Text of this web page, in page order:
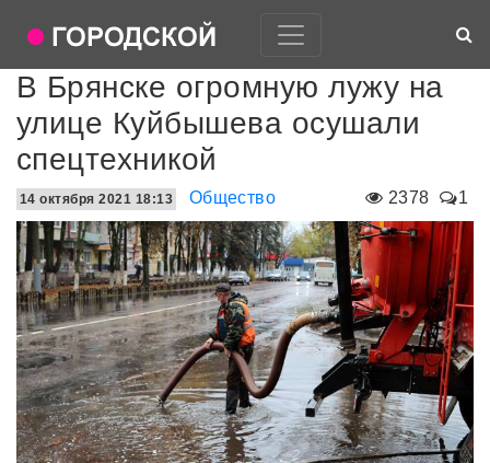
В Брянске огромную лужу на
улице Куйбышева осушали
спецтехникой
2378 1
14 октября 2021 18:13 Общество